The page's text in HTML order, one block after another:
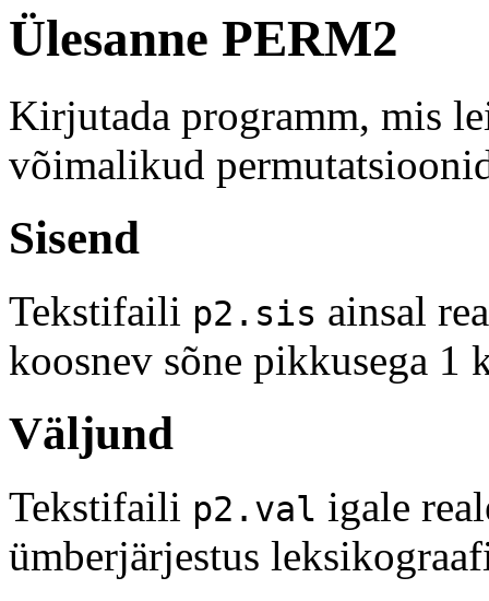
Ülesanne PERM2
Kirjutada programm, mis
võimalikud
Sisend
Tekstifaili p2.sis ainsal
koosnev sõne pikkusega 1
Väljund
Tekstifaili p2.val igale
ümberjärjestus